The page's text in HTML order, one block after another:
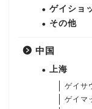
ゲイショ
その他
中国
上海
ゲイサ
ゲイマ